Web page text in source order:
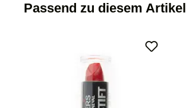
Passend zu diesem Artikel